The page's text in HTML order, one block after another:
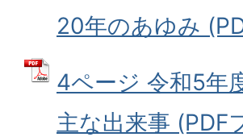
20年のあゆみ
4ページ 令和5年
主な出来事 (PDF